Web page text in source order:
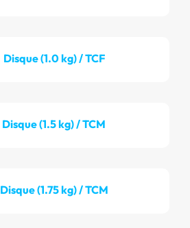
Disque (1.0 kg) / TCF
Disque (1.5 kg) / TCM
Disque (1.75 kg) / TCM